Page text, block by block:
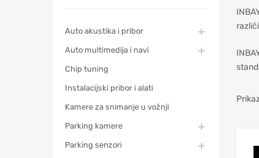
Auto akustika i pribor
Auto multimedija i navi
Chip tuning
Instalacijski pribor i alati
Kamere za snimanje u vožnji
Parking kamere
Parking senzori